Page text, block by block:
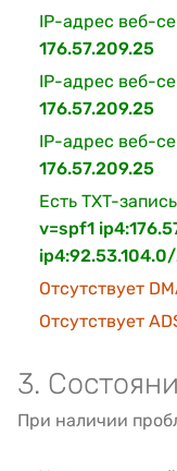
IP-адрес веб-
176.57.209.25
IP-адрес веб-
176.57.209.25
IP-адрес веб-
176.57.209.25
Есть TXT-
v=spf1
Отсутствует
Отсутствует
3.
При наличии